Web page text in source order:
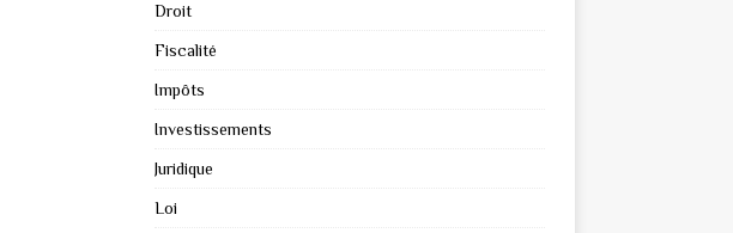
Droit
Fiscalité
Impôts
Investissements
Juridique
Loi